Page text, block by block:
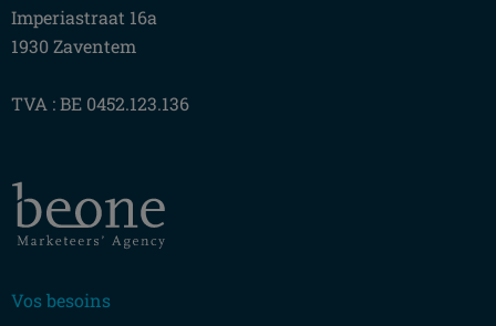
Imperiastraat 16a
1930 Zaventem
TVA : BE 0452.123.136
Vos besoins